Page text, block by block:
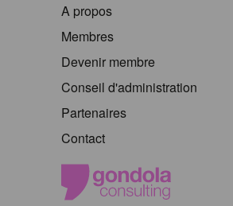
A propos
Membres
Devenir membre
Conseil d'administration
Partenaires
Contact